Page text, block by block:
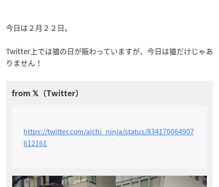
今日は２月２２日。
Twitter上では猫の日が賑わっていますが、今日は猫だけじゃあ
りません！
https://twitter.com/aichi_ninja/status/834170064907
612161